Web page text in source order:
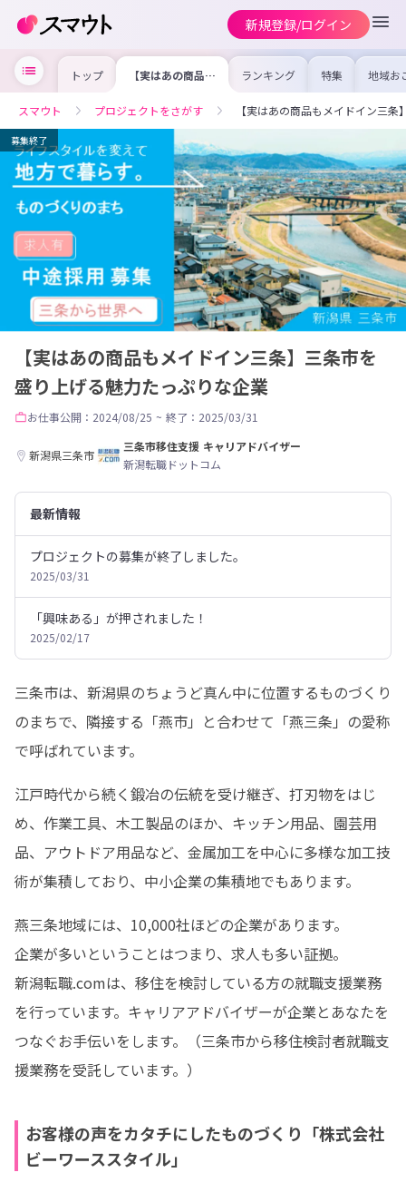
新規登録/ログイン
トップ 【実はあの商品も
メイドイン三条】
る魅力たっぷりな
企業
ランキング 特集 地域お
の求
を集め
事内容
を比較
合った
スマウト プロジェクトをさがす 【実はあの商品もメイドイン三
募集終了
【実はあの商品もメイドイン三条】三条市を
盛り上げる魅力たっぷりな企業
お仕事公開：2024/08/25 ~ 終了：2025/03/31
新潟県三条市
三条市移住支援 キャリアドバイザー
新潟転職ドットコム
最新情報
プロジェクトの募集が終了しました。
2025/03/31
「興味ある」が押されました！
2025/02/17
三条市は、新潟県のちょうど真ん中に位置するものづくり
のまちで、隣接する「燕市」と合わせて「燕三条」の愛称
で呼ばれています。
江戸時代から続く鍛冶の伝統を受け継ぎ、打刃物をはじ
め、作業工具、木工製品のほか、キッチン用品、園芸用
品、アウトドア用品など、金属加工を中心に多様な加工技
術が集積しており、中小企業の集積地でもあります。
燕三条地域には、10,000社ほどの企業があります。
企業が多いということはつまり、求人も多い証拠。
新潟転職.comは、移住を検討している方の就職支援業務
を行っています。キャリアアドバイザーが企業とあなたを
つなぐお手伝いをします。（三条市から移住検討者就職支
援業務を受託しています。）
お客様の声をカタチにしたものづくり「株式会社
ビーワーススタイル」